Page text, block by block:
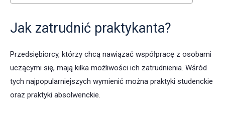
Jak zatrudnić praktykanta?
Przedsiębiorcy, którzy chcą nawiązać współpracę z osobami
uczącymi się, mają kilka możliwości ich zatrudnienia. Wśród
tych najpopularniejszych wymienić można praktyki studenckie
oraz praktyki absolwenckie.